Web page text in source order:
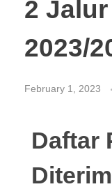
2
2023/
February 1, 2023
Daftar